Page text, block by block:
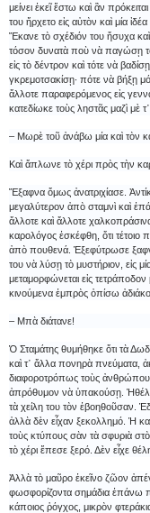
μείνει ἐκεῖ ἔστω καὶ ἂν
του ἤρχετο εἰς αὐτὸν καὶ μία
Ἔκανε τὸ σχέδιόν του ἥσυχα
τόσον δυνατὰ ποὺ νὰ παγώσῃ τὸ
εἰς τὸ δέντρον καὶ τότε νὰ
γκρεμοτσακίσῃ· πότε νὰ βήξῃ
ἄλλοτε παραφερόμενος εἰς
κατεδίωκε τοὺς ληστᾶς μαζὶ μὲ
– Μωρὲ τοῦ ἀνάβω μία καὶ τὸν
Καὶ ἅπλωνε τὸ χέρι πρὸς τὴν
Ἔξαφνα ὅμως ἀνατριχίασε.
μεγαλύτερον ἀπὸ σταμνὶ καὶ
ἄλλοτε καὶ ἄλλοτε
καρολόγος ἐσκέφθη, ὅτι τέτοιο
ἀπὸ πουθενά. Ἐξεφύτρωσε
του νὰ λύσῃ τὸ μυστήριον, εἰς
μεταμορφώνεται εἰς
κινούμενα ἐμπρὸς ὀπίσω
– Μπὰ διάτανε!
Ὁ Σταμάτης θυμήθηκε ὅτι τὰ
καὶ τ᾿ ἄλλα πονηρὰ πνεύματα,
διαφοροτρόπως τοὺς
ἀπρόθυμον νὰ ὑπακούσῃ.
τὰ χείλη του τὸν ἐβοηθοῦσαν.
ἀλλὰ δὲν εἶχαν ξεκολλημό. Ἡ
τοὺς κτύπους σὰν τὰ σφυριὰ
τὸ χέρι ἔπεσε ξερό. Δὲν εἶχε
Ἀλλὰ τὸ μαῦρο ἐκεῖνο ζῶον
φωσφορίζοντα σημάδια ἐπάνω
κάποιος ῥόγχος, μικρὸν